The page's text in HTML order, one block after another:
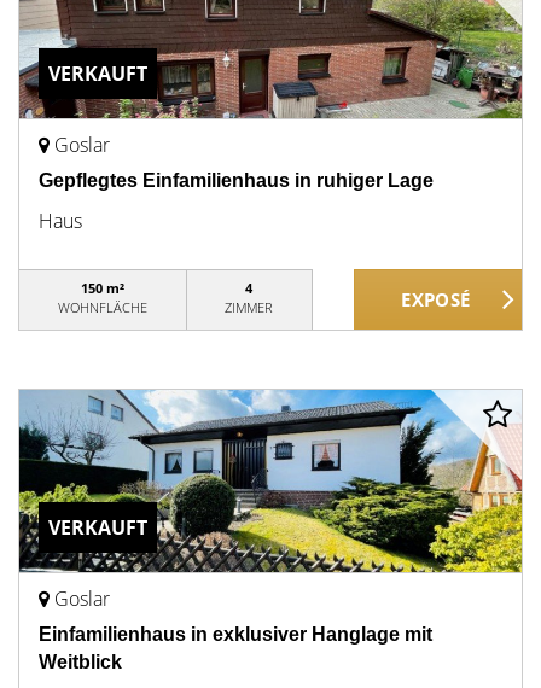
VERKAUFT
Goslar
Gepflegtes Einfamilienhaus in ruhiger Lage
Haus
150 m²
WOHNFLÄCHE
4
ZIMMER
VERKAUFT
Goslar
Einfamilienhaus in exklusiver Hanglage mit
Weitblick